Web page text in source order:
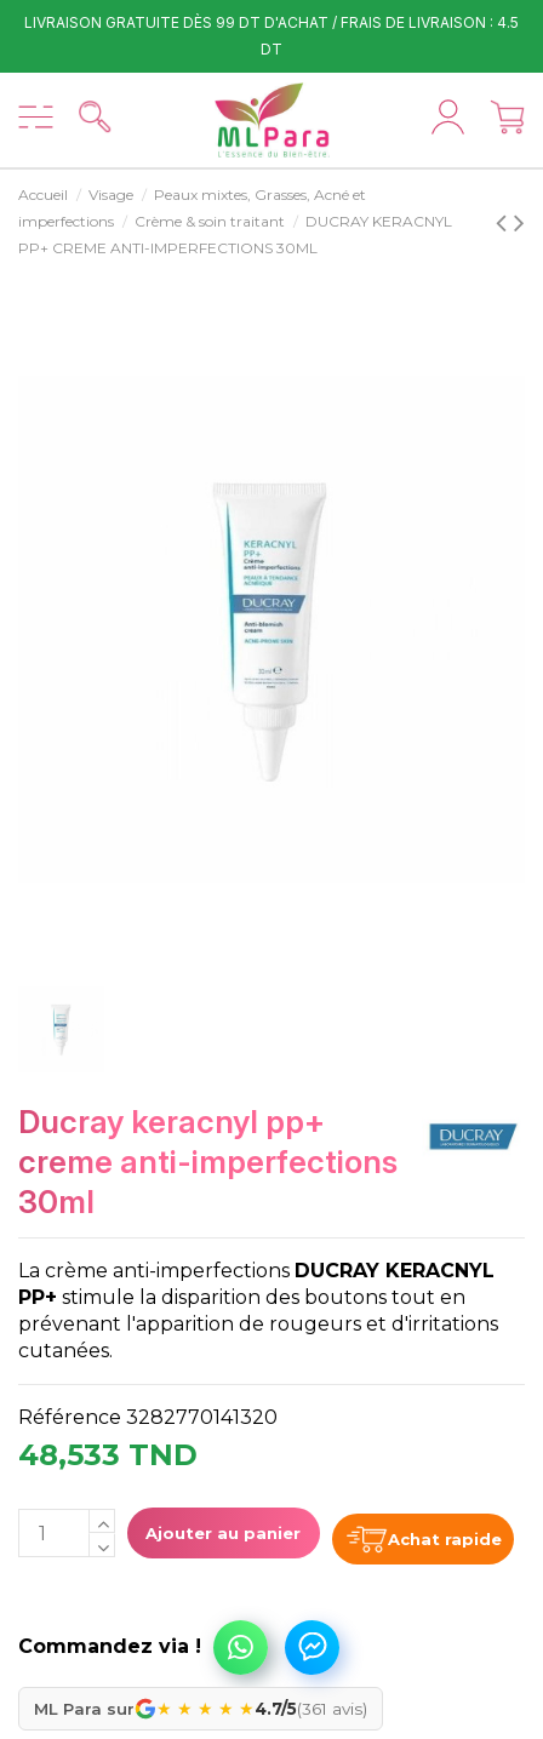
LIVRAISON GRATUITE DÈS 99 DT D'ACHAT / FRAIS DE LIVRAISON : 4.5
DT
Accueil Visage
Peaux mixtes, Grasses, Acné et
imperfections
Crème & soin traitant
DUCRAY KERACNYL
PP+ CREME ANTI-IMPERFECTIONS 30ML
ducray keracnyl pp+
creme anti-imperfections
30ml
La crème anti-imperfections DUCRAY KERACNYL
PP+ stimule la disparition des boutons tout en
prévenant l'apparition de rougeurs et d'irritations
cutanées.
Référence 3282770141320
48,533 TND
Ajouter au panier Achat rapide
ML Para sur ★ ★ ★ ★ ★4.7/5(361 avis)